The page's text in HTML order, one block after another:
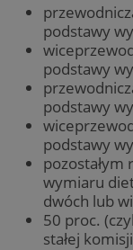
podstawy
podstawy
podstawy
podstawy
wymiaru
dwóch lub
50 proc.
stałej